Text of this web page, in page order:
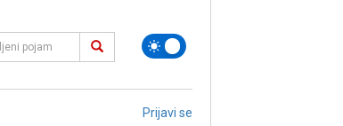
Prijavi se